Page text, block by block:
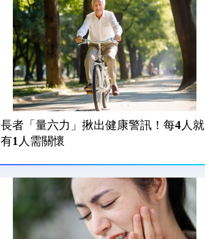
長者「量六力」揪出健康警訊！每4人就
有1人需關懷